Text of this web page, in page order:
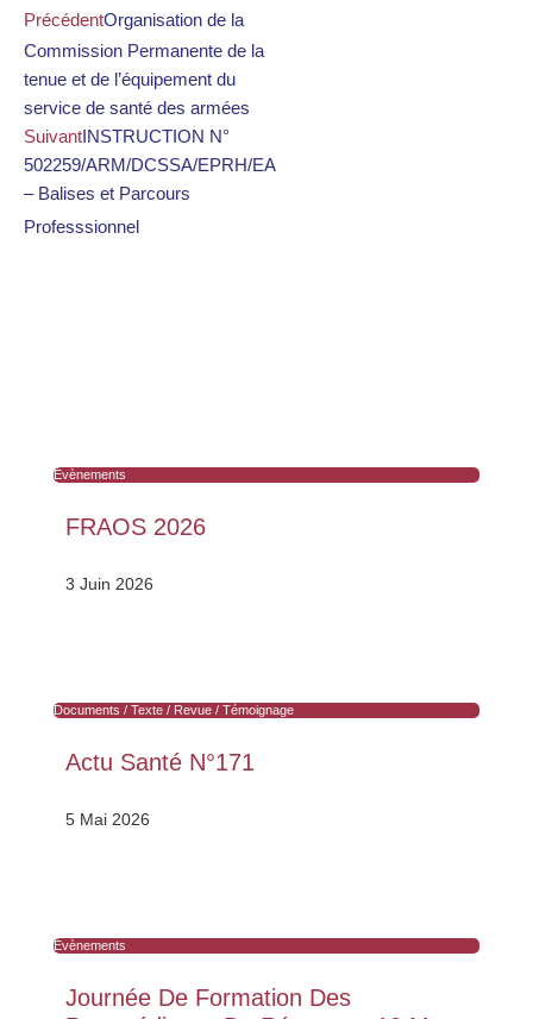
PrécédentOrganisation de la
Commission Permanente de la
tenue et de l’équipement du
service de santé des armées
SuivantINSTRUCTION N°
502259/ARM/DCSSA/EPRH/EA
– Balises et Parcours
Professsionnel
Évènements
FRAOS 2026
3 Juin 2026
Documents / Texte / Revue / Témoignage
Actu Santé N°171
5 Mai 2026
Évènements
Journée De Formation Des